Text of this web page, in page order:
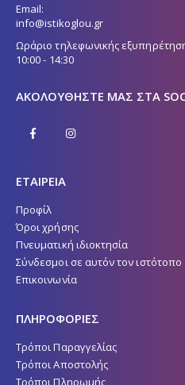
Email:
info@istikoglou.gr
Ωράριο τηλεφωνικής
10:00 - 14:30
ΑΚΟΛΟΥΘΉΣΤΕ ΜΑΣ ΣΤΑ
ΕΤΑΙΡΕΙΑ
Προφίλ
Όροι χρήσης
Πνευματική ιδιοκτησία
Σύνδεσμοι σε αυτόν τον ιστότοπο
Επικοινωνία
ΠΛΗΡΟΦΟΡΙΕΣ
Τρόποι Παραγγελίας
Τρόποι Αποστολής
Τρόποι Πληρωμής